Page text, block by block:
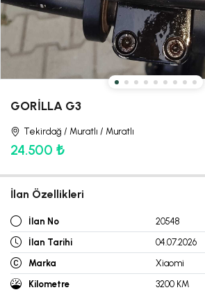
GORİLLA G3
Tekirdağ / Muratlı / Muratlı
24.500 ₺
İlan Özellikleri
İlan No
20548
İlan Tarihi
04.07.2026
Marka
Xiaomi
Kilometre
3200 KM